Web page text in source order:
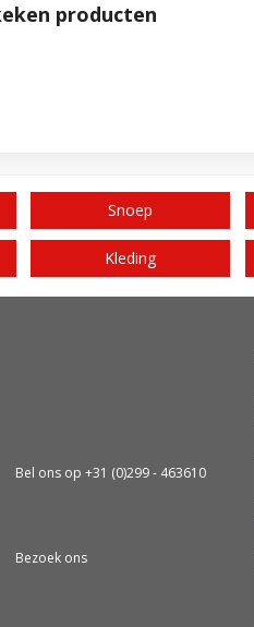
producten
Snoep
Kleding
Bel ons op +31 (0)299 - 463610
Bezoek ons